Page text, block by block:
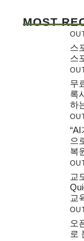
MOST
스
스
무
록
하
으
복
교
교
오
로